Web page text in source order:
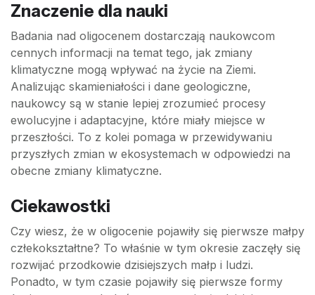
Znaczenie dla nauki
Badania nad oligocenem dostarczają naukowcom
cennych informacji na temat tego, jak zmiany
klimatyczne mogą wpływać na życie na Ziemi.
Analizując skamieniałości i dane geologiczne,
naukowcy są w stanie lepiej zrozumieć procesy
ewolucyjne i adaptacyjne, które miały miejsce w
przeszłości. To z kolei pomaga w przewidywaniu
przyszłych zmian w ekosystemach w odpowiedzi na
obecne zmiany klimatyczne.
Ciekawostki
Czy wiesz, że w oligocenie pojawiły się pierwsze małpy
człekokształtne? To właśnie w tym okresie zaczęły się
rozwijać przodkowie dzisiejszych małp i ludzi.
Ponadto, w tym czasie pojawiły się pierwsze formy